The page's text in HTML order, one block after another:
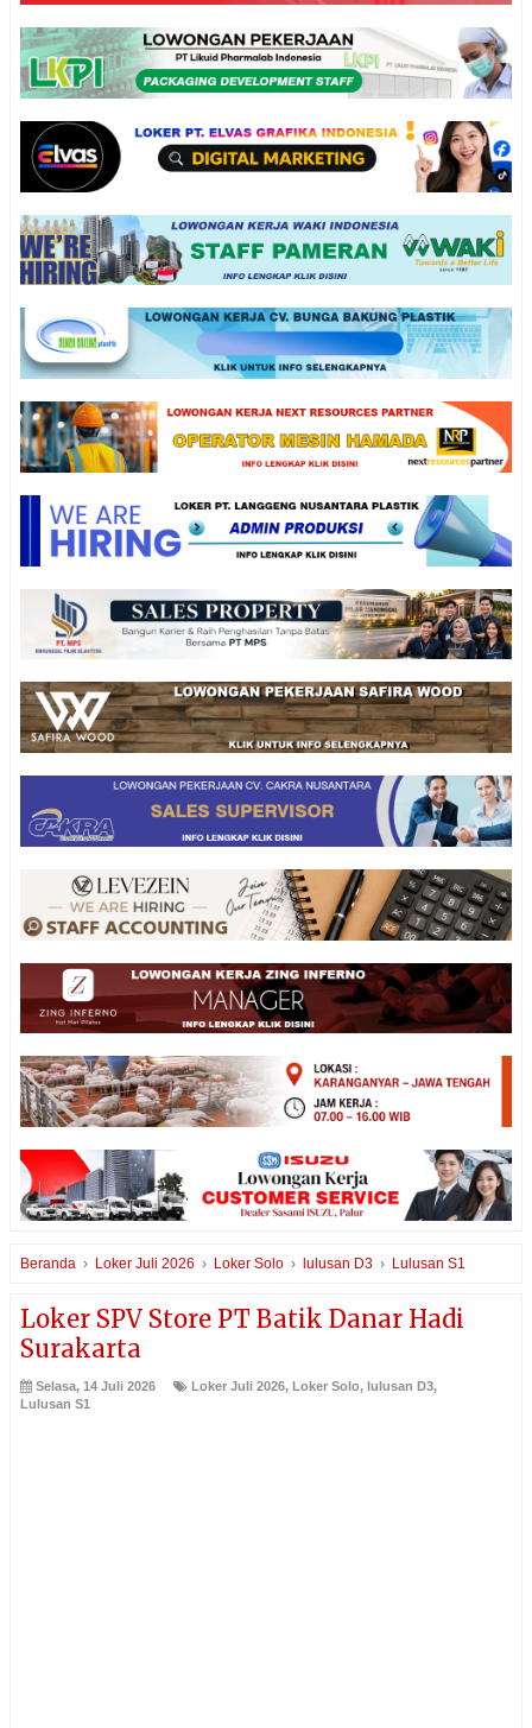
Beranda › Loker Juli 2026 › Loker Solo › lulusan D3 › Lulusan S1
Loker SPV Store PT Batik Danar Hadi
Surakarta
Selasa, 14 Juli 2026 Loker Juli 2026, Loker Solo, lulusan D3,
Lulusan S1